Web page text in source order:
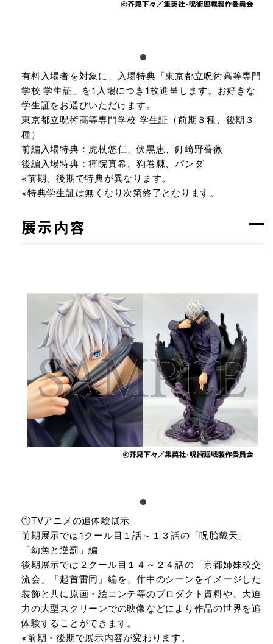
有料入場者を対象に、入場特典「東京都立呪術高等専門
学校 学生証」を1入場につき1枚進呈します。お好きな
学生証をお選びいただけます。
東京都立呪術高等専門学校 学生証（前期３種、後期３
種）
前編入場特典：虎杖悠仁、伏黒恵、釘崎野薔薇
後編入場特典：禪院真希、狗巻棘、パンダ
※前期、後期で特典が異なります。
※特典学生証は無くなり次第終了となります。
展示内容
①TVアニメの追体験展示
前期展示では1クール目１話～１３話の「呪胎戴天」
「幼魚と逆罰」編
後期展示では２クール目１４～２４話の「京都姉妹校交
流会」「起首雷同」編を、作中のシーンをイメージした
装飾と共に原画・絵コンテ等のプロダクト資料や、大迫
力の大型スクリーンでの映像などにより作品の世界を追
体験することができます。
※前期・後期で展示内容が変わります。